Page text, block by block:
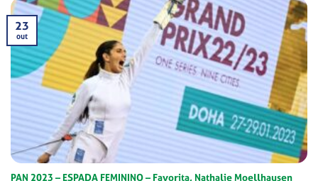
PAN 2023 – ESPADA FEMININO – Favorita, Nathalie Moellhausen
23
out